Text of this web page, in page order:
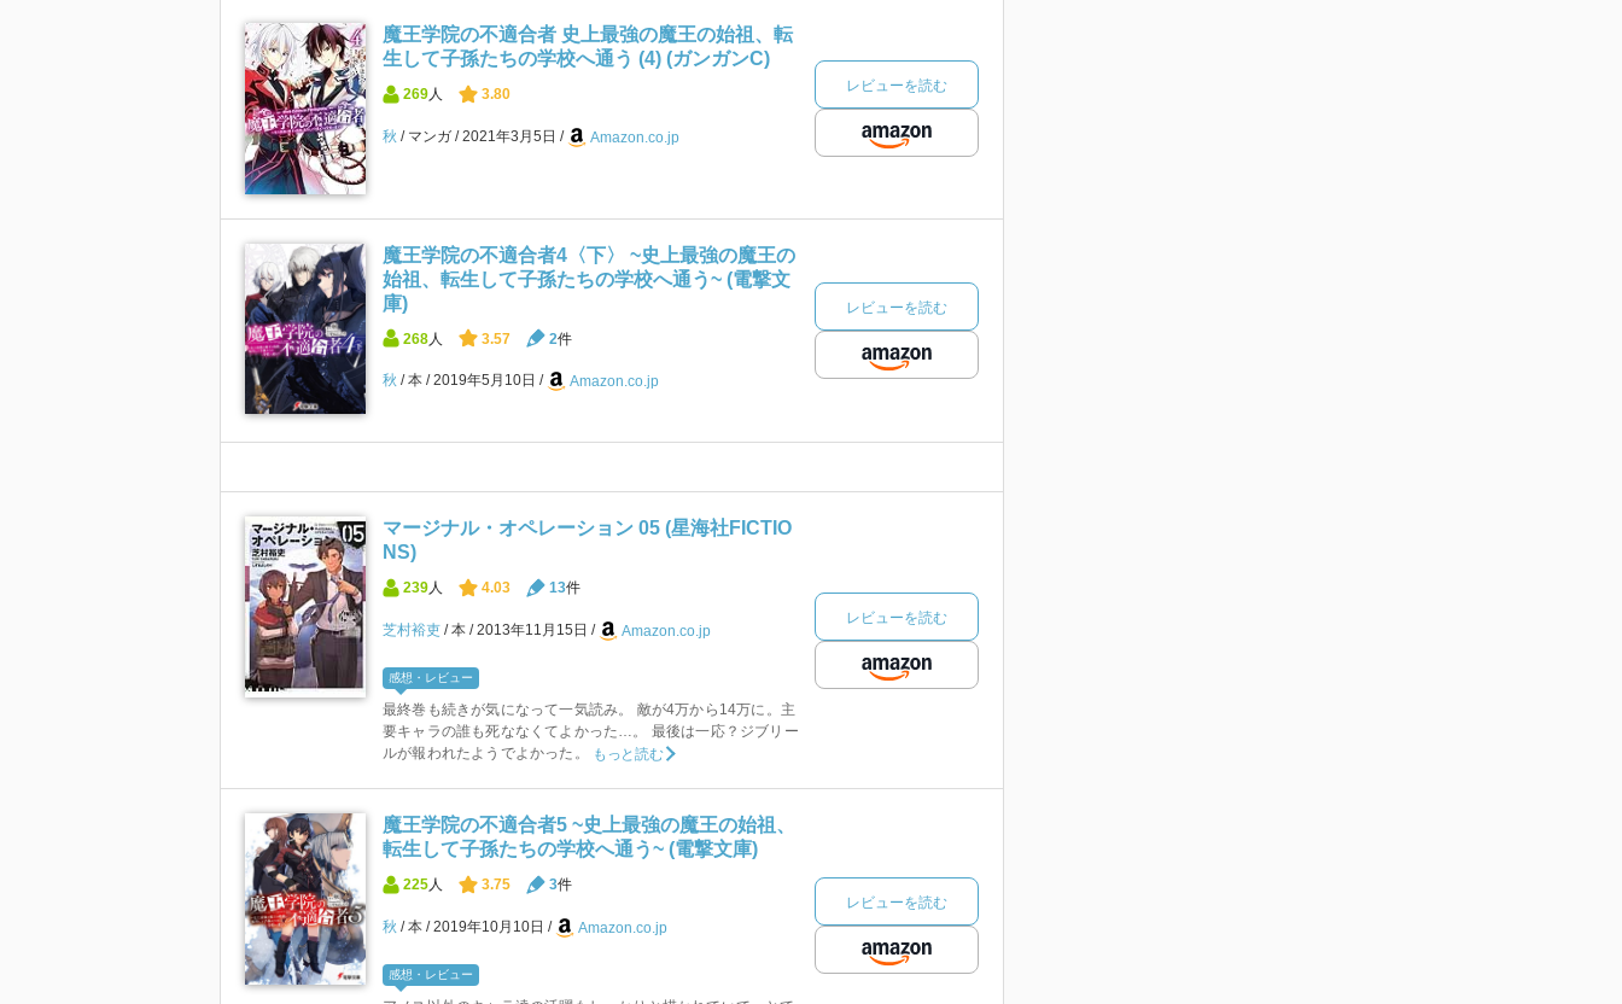
魔王学院の不適合者 史上最強の魔王の始祖、転
生して子孫たちの学校へ通う (4) (ガンガンC)
269 人 3.80
秋 マンガ 2021年3月5日 Amazon.co.jp
レビューを読む
魔王学院の不適合者4〈下〉 ~史上最強の魔王の
始祖、転生して子孫たちの学校へ通う~ (電撃文
庫)
268 人 3.57 2件
秋 本 2019年5月10日 Amazon.co.jp
レビューを読む
マージナル・オペレーション 05 (星海社FICTIO
NS)
239人 4.03 13件
芝村裕吏 本 2013年11月15日 Amazon.co.jp
感想・レビュー
最終巻も続きが気になって一気読み。 敵が4万から14万に。主
要キャラの誰も死ななくてよかった…。 最後は一応？ジブリー
ルが報われたようでよかった。
もっと読む
レビューを読む
魔王学院の不適合者5 ~史上最強の魔王の始祖、
転生して子孫たちの学校へ通う~ (電撃文庫)
225 人 3.75 3件
秋 本 2019年10月10日 Amazon.co.jp
感想・レビュー
レビューを読む